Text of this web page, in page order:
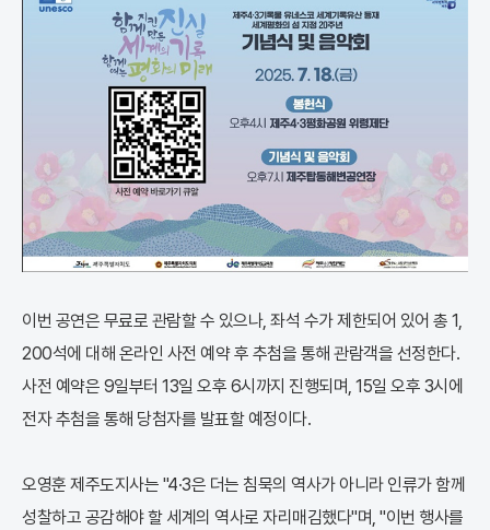
이번 공연은 무료로 관람할 수 있으나, 좌석 수가 제한되어 있어 총 1,
200석에 대해 온라인 사전 예약 후 추첨을 통해 관람객을 선정한다.
사전 예약은 9일부터 13일 오후 6시까지 진행되며, 15일 오후 3시에
전자 추첨을 통해 당첨자를 발표할 예정이다.
오영훈 제주도지사는 "4·3은 더는 침묵의 역사가 아니라 인류가 함께
성찰하고 공감해야 할 세계의 역사로 자리매김했다"며, "이번 행사를